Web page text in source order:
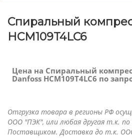
Спиральный
HCM109T4LC6
Цена на Спиральный
Danfoss HCM109T4LC6 по
Отгрузка товара в регионы РФ
ООО "ПЭК", или любая другая т.к. по
Поставщиком. Доставка до т.к.